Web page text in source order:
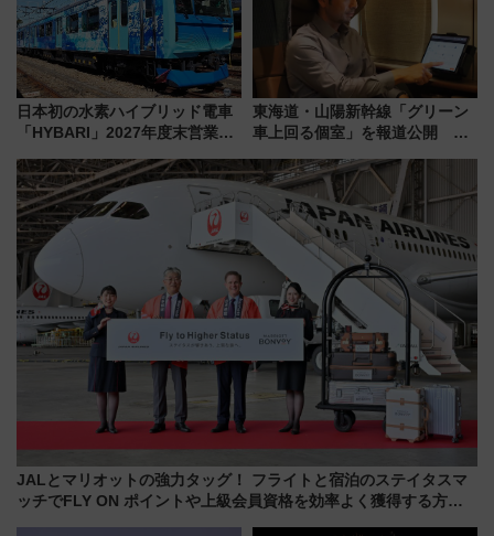
日本初の水素ハイブリッド電車
「HYBARI」2027年度末営業運
で水素利活用が加速
東海道・山陽新幹線「グリーン
車上回る個室」を報道公開 プ
JALとマリオットの強力タッグ！ フライトと宿泊のステイタスマ
ッチでFLY ON ポイントや上級会員資格を効率よく獲得する方法